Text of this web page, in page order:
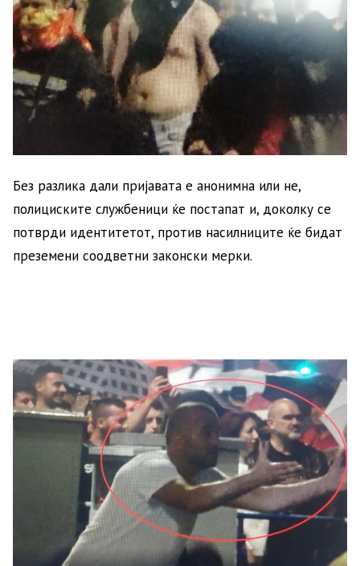
Без разлика дали пријавата е анонимна или не,
полициските службеници ќе постапат и, доколку се
потврди идентитетот, против насилниците ќе бидат
преземени соодветни законски мерки.